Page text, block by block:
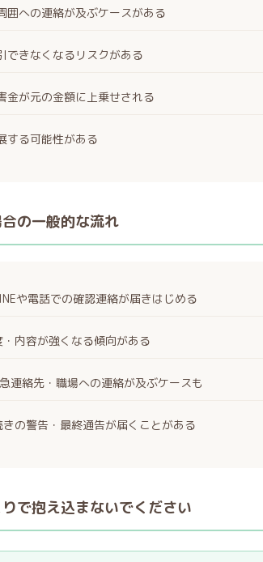
囲への連絡が及ぶケースがある
できなくなるリスクがある
金が元の金額に上乗せされる
する可能性がある
の一般的な流れ
や電話での確認連絡が届きはじめる
内容が強くなる傾向がある
連絡先・職場への連絡が及ぶケースも
の警告・最終通告が届くことがある
で抱え込まないでください